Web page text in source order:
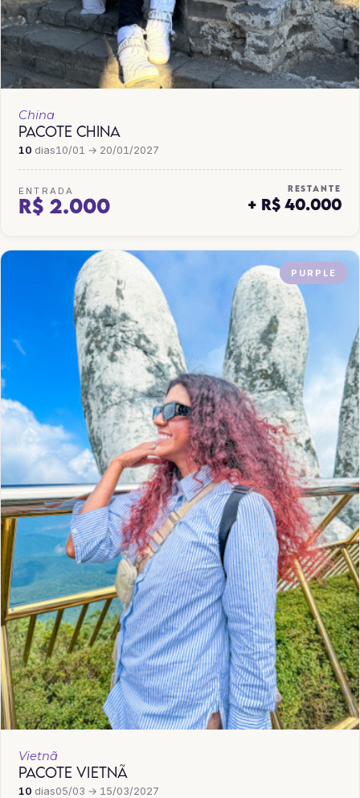
China
PACOTE CHINA
10 dias10/01 → 20/01/2027
ENTRADA
R$ 2.000
RESTANTE
+ R$ 40.000
PURPLE
Vietnã
PACOTE VIETNÃ
10 dias05/03 → 15/03/2027